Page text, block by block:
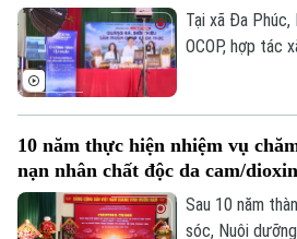
bàn.
Tại xã Đa
OCOP, hợp tác
đổi số đến gần
xuất, kinh doanh
10 năm thực hiện nhiệm vụ
nạn nhân chất độc da cam/dioxin
Sau 10 năm
sóc, Nuôi